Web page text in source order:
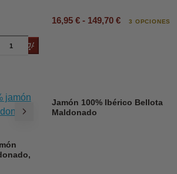
Añadir al carrito
16,95 € - 149,70 € 3 OPCIONES
Jamón 100% Ibérico Bellota
Maldonado